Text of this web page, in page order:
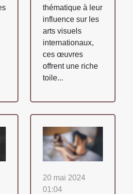
thématique à leur
influence sur les
arts visuels
internationaux,
ces œuvres
offrent une riche
toile...
20 mai 2024
01:04